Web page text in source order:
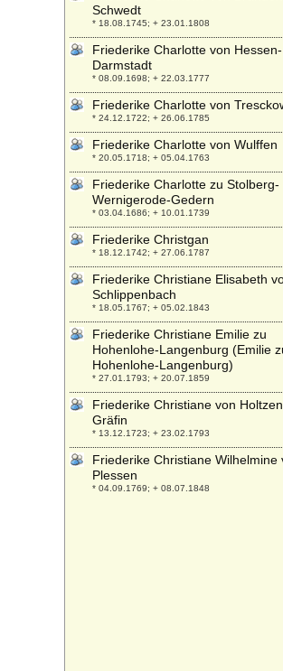
Schwedt
* 18.08.1745; + 23.01.1808
Friederike Charlotte von Hessen-
Darmstadt
* 08.09.1698; + 22.03.1777
Friederike Charlotte von
* 24.12.1722; + 26.06.1785
Friederike Charlotte von Wulffen
* 20.05.1718; + 05.04.1763
Friederike Charlotte zu Stolberg-
Wernigerode-Gedern
* 03.04.1686; + 10.01.1739
Friederike Christgan
* 18.12.1742; + 27.06.1787
Friederike Christiane Elisabeth
Schlippenbach
* 18.05.1767; + 05.02.1843
Friederike Christiane Emilie zu
Hohenlohe-Langenburg (Emilie
Hohenlohe-Langenburg)
* 27.01.1793; + 20.07.1859
Friederike Christiane von
Gräfin
* 13.12.1723; + 23.02.1793
Friederike Christiane Wilhelmine
Plessen
* 04.09.1769; + 08.07.1848